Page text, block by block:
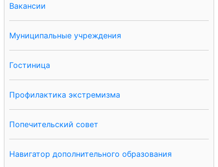
Вакансии
Муниципальные учреждения
Гостиница
Профилактика экстремизма
Попечительский совет
Навигатор дополнительного образования